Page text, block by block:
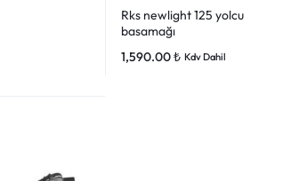
Rks newlight 125 yolcu
basamağı
1,590.00₺ Kdv Dahil